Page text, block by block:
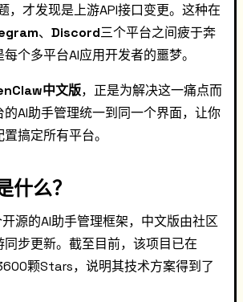
，才发现是上游API接口变更。这种在
、 Discord三个平台之间疲于奔
个多平台AI应用开发者的噩梦。
中文版，正是为解决这一痛点而
AI助手管理统一到同一个界面，让你
搞定所有平台。
什么？
源的AI助手管理框架，中文版由社区
步更新。截至目前，该项目已在
颗Stars，说明其技术方案得到了